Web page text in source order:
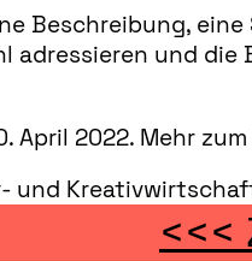
Beschreibung,
adressieren und
April 2022. Mehr
und
<<<